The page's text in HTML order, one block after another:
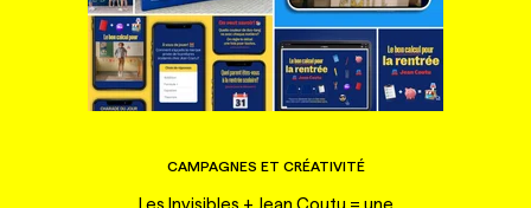
CAMPAGNES ET CRÉATIVITÉ